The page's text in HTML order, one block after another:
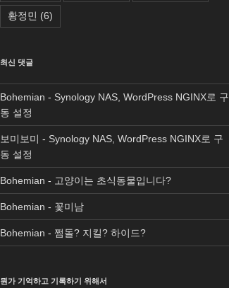
황정민 (6)
최신 댓글
Bohemian - Synology NAS, WordPress NGINX로 구
동 설정
보미보미 - Synology NAS, WordPress NGINX로 구
동 설정
Bohemian - 고양이는 초식동물입니다?
Bohemian - 꽃미남
Bohemian - 쩜돌? 지킬? 하이드?
뭔가 기억하고 기록하기 위해서